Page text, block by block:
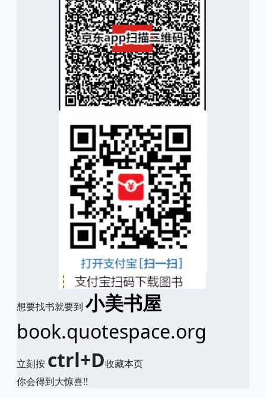
想要找书就要到 小美书屋
book.quotespace.org
立刻按 ctrl+D收藏本页
你会得到大惊喜!!